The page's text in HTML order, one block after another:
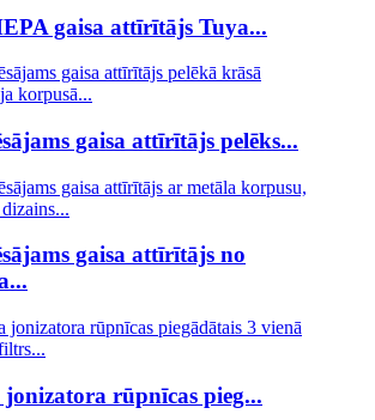
gaisa attīrītājs Tuya...
gaisa attīrītājs pelēks...
gaisa attīrītājs no
jonizatora rūpnīcas pieg...